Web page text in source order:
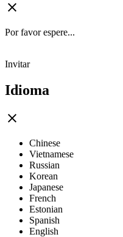
Por favor espere...
Invitar
Idioma
Chinese
Vietnamese
Russian
Korean
Japanese
French
Estonian
Spanish
English